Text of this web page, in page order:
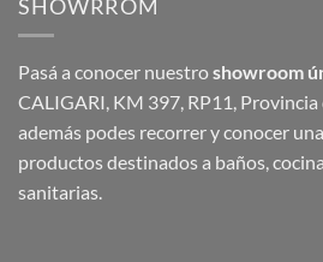
SHOWRROM
Pasá a conocer nuestroshowroom
CALIGARI, KM 397, RP11, Provincia
además podes recorrer y conocer
productos destinados a baños,
sanitarias.